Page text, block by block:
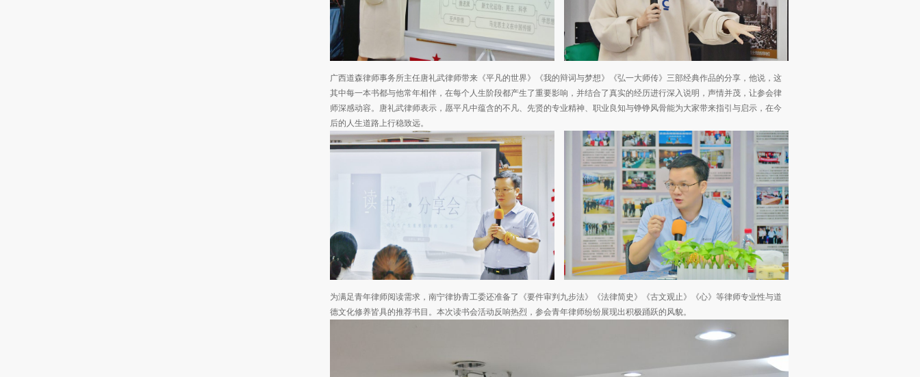
广西道森律师事务所主任唐礼武律师带来《平凡的世界》《我的辩词与梦想》《弘一大师传》三部经典作品的分享，他说，这
其中每一本书都与他常年相伴，在每个人生阶段都产生了重要影响，并结合了真实的经历进行深入说明，声情并茂，让参会律
师深感动容。唐礼武律师表示，愿平凡中蕴含的不凡、先贤的专业精神、职业良知与铮铮风骨能为大家带来指引与启示，在今
后的人生道路上行稳致远。
为满足青年律师阅读需求，南宁律协青工委还准备了《要件审判九步法》《法律简史》《古文观止》《心》等律师专业性与道
德文化修养皆具的推荐书目。本次读书会活动反响热烈，参会青年律师纷纷展现出积极踊跃的风貌。